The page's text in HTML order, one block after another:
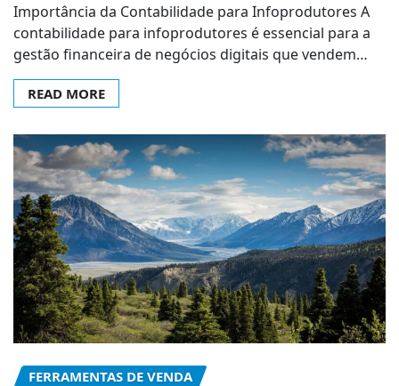
Importância da Contabilidade para Infoprodutores A
contabilidade para infoprodutores é essencial para a
gestão financeira de negócios digitais que vendem…
READ MORE
FERRAMENTAS DE VENDA